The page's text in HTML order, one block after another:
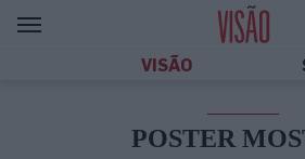
VISÃO
POSTER